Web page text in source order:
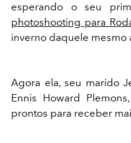
esperando o seu
photoshooting para
inverno daquele mesmo
Agora ela, seu marido
Ennis Howard
prontos para receber